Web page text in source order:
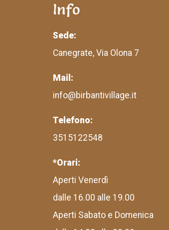
Info
Sede:
Canegrate, Via Olona 7
Mail:
info@birbantivillage.it
Telefono:
3515122548
*Orari:
Aperti Venerdì
dalle 16.00 alle 19.00
Aperti Sabato e Domenica